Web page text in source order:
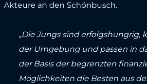
Akteure an den Schönbusch.
„Die Jungs sind erfolgshungrig,
der Umgebung und passen in
der Basis der begrenzten
Möglichkeiten die Besten aus